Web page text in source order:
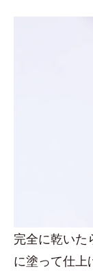
完全に乾いた
に塗って仕上